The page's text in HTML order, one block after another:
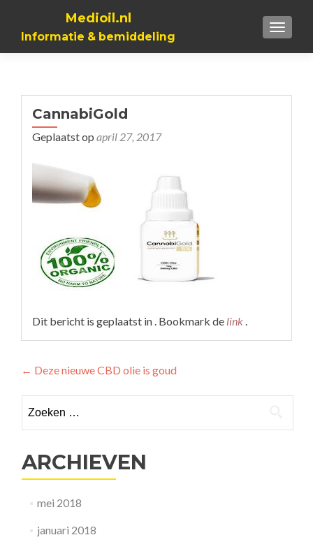
Medioil.nl
Informatie & bemiddeling
CannabiGold
Geplaatst op april 27, 2017
Dit bericht is geplaatst in . Bookmark de link .
Berichtnavigatie
← Deze nieuwe CBD olie is goud
naar:
ARCHIEVEN
mei 2018
januari 2018